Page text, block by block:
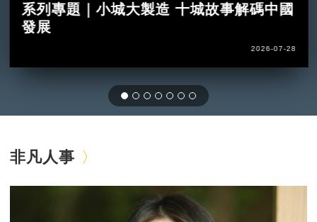
系列專題｜小城大製造 十城故事解碼中國
發展
2026-07-28
非凡人事